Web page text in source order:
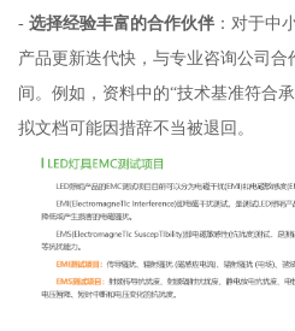
- 选择经验丰富的合作伙伴：对于中
产品更新迭代快，与专业咨询公司合
间。例如，资料中的“技术基准符合
拟文档可能因措辞不当被退回。